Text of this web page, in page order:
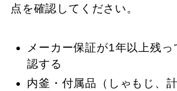
点を確認してください。
メーカー保証が1年以上残っ
認する
内釜・付属品（しゃもじ、